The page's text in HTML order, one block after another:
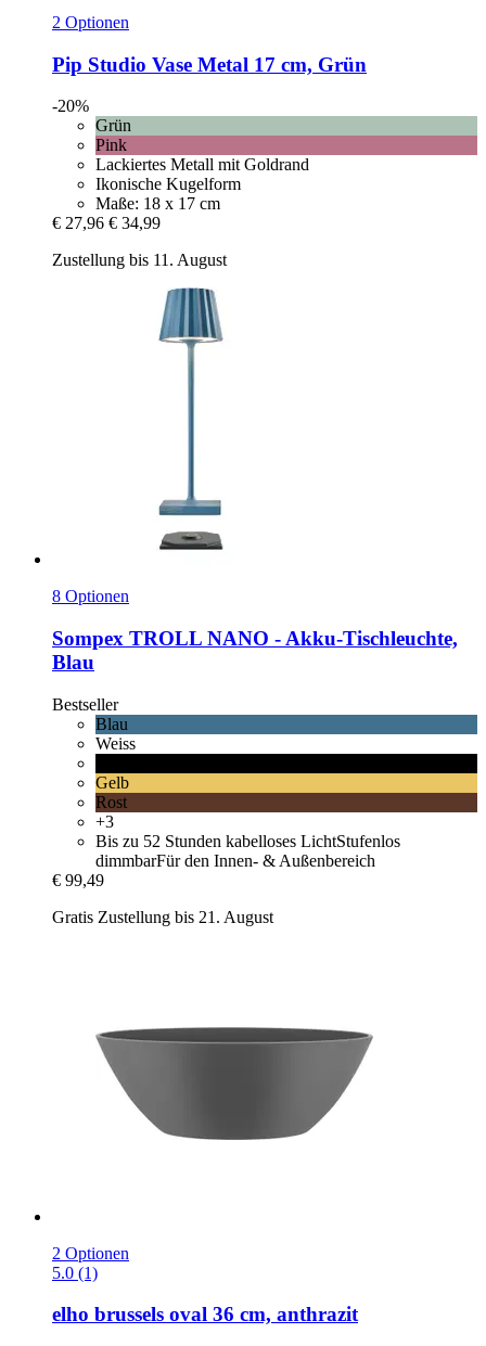
2 Optionen
Pip Studio Vase Metal 17 cm, Grün
-20%
Grün
Pink
Lackiertes Metall mit Goldrand
Ikonische Kugelform
Maße: 18 x 17 cm
€ 27,96 € 34,99
Zustellung bis 11. August
8 Optionen
Sompex TROLL NANO -​ Akku-​Tischleuchte,
Blau
Bestseller
Blau
Weiss
Gelb
Rost
+3
Bis zu 52 Stunden kabelloses LichtStufenlos
dimmbarFür den Innen- & Außenbereich
€ 99,49
Gratis Zustellung bis 21. August
2 Optionen
5.0 (1)
elho brussels oval 36 cm, anthrazit